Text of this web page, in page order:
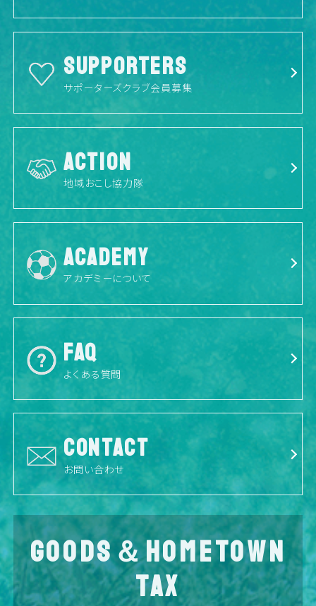
SUPPORTERS
サポーターズクラブ会員募集
ACTION
地域おこし協力隊
ACADEMY
アカデミーについて
FAQ
よくある質問
CONTACT
お問い合わせ
GOODS＆HOMETOWN
TAX